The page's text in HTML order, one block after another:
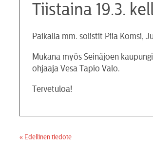
Tiistaina 19.3.
Paikalla mm. solistit Piia Komsi,
Mukana myös Seinäjoen
ohjaaja Vesa Tapio Valo.
Tervetuloa!
« Edellinen tiedote